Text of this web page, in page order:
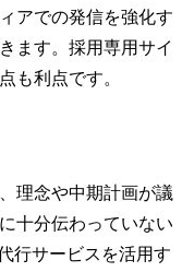
アでの発信を強化す
ます。採用専用サイ
も利点です。
理念や中期計画が議
十分伝わっていない
行サービスを活用す